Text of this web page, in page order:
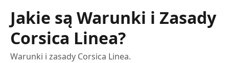
Jakie są Warunki i Zasady
Corsica Linea?
Warunki i zasady Corsica Linea.